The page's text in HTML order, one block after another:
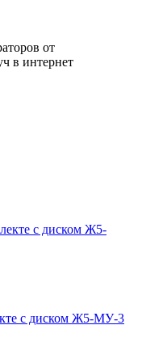
от
в интернет
с диском Ж5-МУ-3